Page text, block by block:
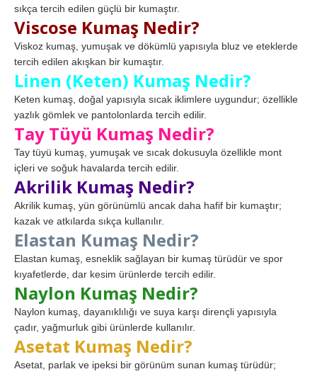
sıkça tercih edilen güçlü bir kumaştır.
Viscose Kumaş Nedir?
Viskoz kumaş, yumuşak ve dökümlü yapısıyla bluz ve eteklerde
tercih edilen akışkan bir kumaştır.
Linen (Keten) Kumaş Nedir?
Keten kumaş, doğal yapısıyla sıcak iklimlere uygundur; özellikle
yazlık gömlek ve pantolonlarda tercih edilir.
Tay Tüyü Kumaş Nedir?
Tay tüyü kumaş, yumuşak ve sıcak dokusuyla özellikle mont
içleri ve soğuk havalarda tercih edilir.
Akrilik Kumaş Nedir?
Akrilik kumaş, yün görünümlü ancak daha hafif bir kumaştır;
kazak ve atkılarda sıkça kullanılır.
Elastan Kumaş Nedir?
Elastan kumaş, esneklik sağlayan bir kumaş türüdür ve spor
kıyafetlerde, dar kesim ürünlerde tercih edilir.
Naylon Kumaş Nedir?
Naylon kumaş, dayanıklılığı ve suya karşı dirençli yapısıyla
çadır, yağmurluk gibi ürünlerde kullanılır.
Asetat Kumaş Nedir?
Asetat, parlak ve ipeksi bir görünüm sunan kumaş türüdür;